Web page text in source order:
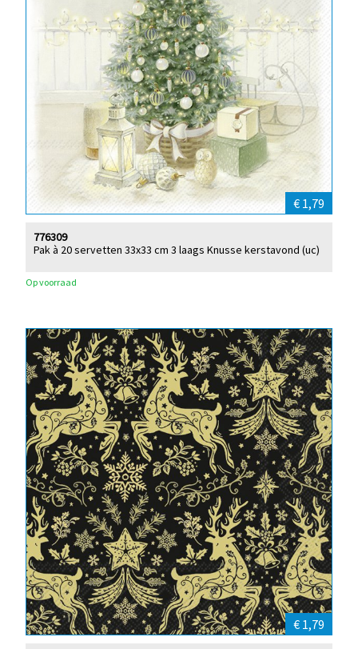
€ 1,79
Pak à 20 servetten 33x33 cm 3 laags Knusse kerstavond (uc)
776309
Op voorraad
€ 1,79